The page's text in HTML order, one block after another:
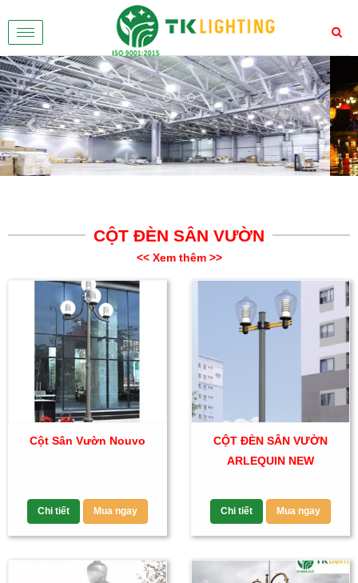
Toggle
navigation
Previous
CỘT ĐÈN SÂN VƯỜN
<< Xem thêm >>
Cột Sân Vườn Nouvo
Chi tiết Mua ngay
CỘT ĐÈN SÂN VƯỜN
ARLEQUIN NEW
Chi tiết Mua ngay